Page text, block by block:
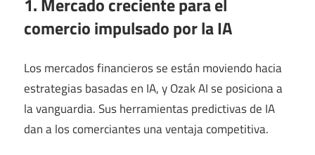
comercio impulsado por la IA
Los mercados financieros se están moviendo hacia
estrategias basadas en IA, y Ozak AI se posiciona a
la vanguardia. Sus herramientas predictivas de IA
dan a los comerciantes una ventaja competitiva.